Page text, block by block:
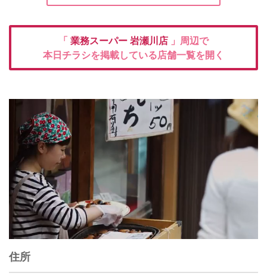
「 業務スーパー 岩瀬川店 」周辺で
本日チラシを掲載している店舗一覧を開く
住所